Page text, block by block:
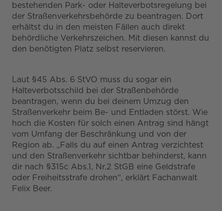
bestehenden Park- oder Halteverbotsregelung bei
der Straßenverkehrsbehörde zu beantragen. Dort
erhältst du in den meisten Fällen auch direkt
behördliche Verkehrszeichen. Mit diesen kannst du
den benötigten Platz selbst reservieren.
Laut §45 Abs. 6 StVO muss du sogar ein
Halteverbotsschild bei der Straßenbehörde
beantragen, wenn du bei deinem Umzug den
Straßenverkehr beim Be- und Entladen störst. Wie
hoch die Kosten für solch einen Antrag sind hängt
vom Umfang der Beschränkung und von der
Region ab. „Falls du auf einen Antrag verzichtest
und den Straßenverkehr sichtbar behinderst, kann
dir nach §315c Abs.1, Nr.2 StGB eine Geldstrafe
oder Freiheitsstrafe drohen“, erklärt Fachanwalt
Felix Beer.